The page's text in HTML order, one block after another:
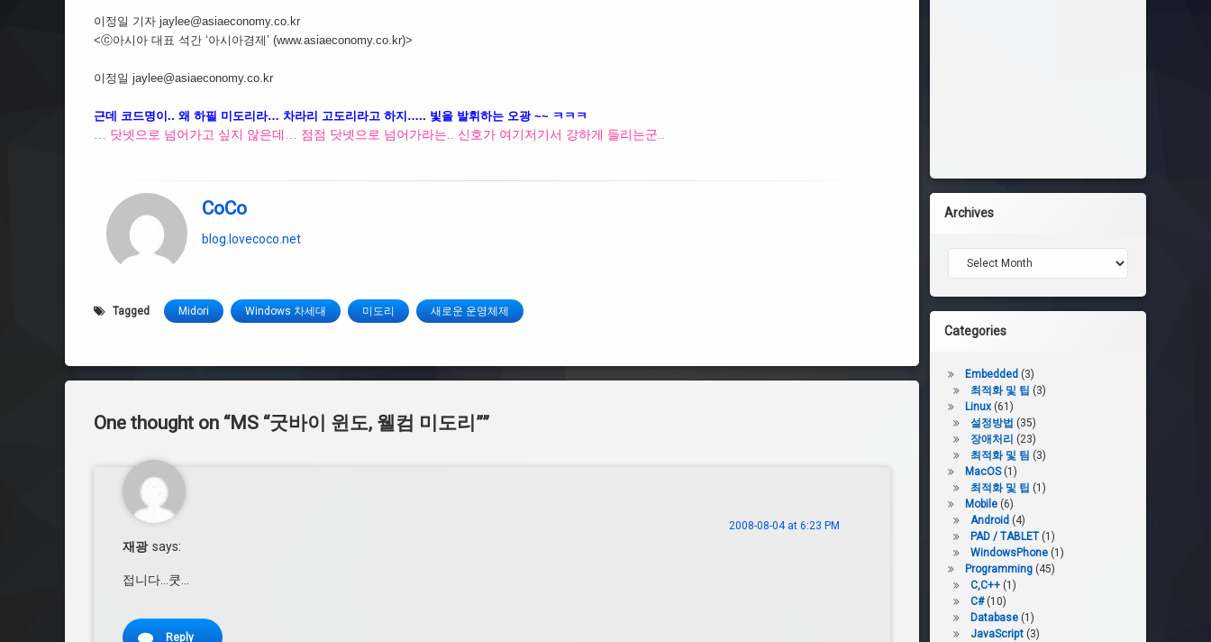
이정일 기자 jaylee@asiaeconomy.co.kr
<ⓒ아시아 대표 석간 ‘아시아경제’ (www.asiaeconomy.co.kr)>
이정일 jaylee@asiaeconomy.co.kr
근데 코드명이.. 왜 하필 미도리라… 차라리 고도리라고 하지….. 빛을 발휘하는 오광 ~~ ㅋㅋㅋ
… 닷넷으로 넘어가고 싶지 않은데… 점점 닷넷으로 넘어가라는.. 신호가 여기저기서 강하게 들리는군..
CoCo
blog.lovecoco.net
Tagged Midori Windows 차세대 미도리 새로운 운영체제
One thought on “MS “굿바이 윈도, 웰컴 미도리””
재광 says:
2008-08-04 at 6:23 PM
접니다…쿳…
Reply
Archives
Archives
Categories
Embedded(3)
최적화 및 팁 (3)
Linux(61)
설정방법 (35)
장애처리 (23)
최적화 및 팀 (3)
MacOS(1)
최적화 및 팁 (1)
Mobile(6)
Android(4)
PAD / TABLET(1)
WindowsPhone(1)
Programming(45)
C,C++(1)
C#(10)
Database(1)
JavaScript(3)